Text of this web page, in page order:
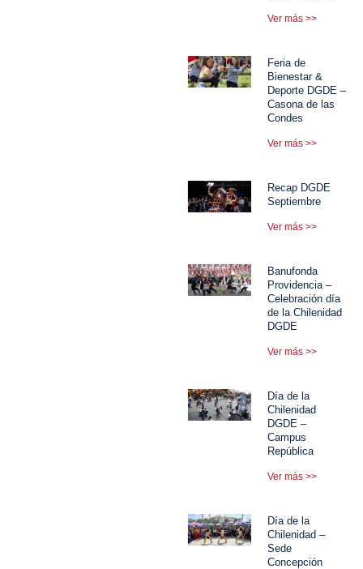
Ver más >>
Feria de
Bienestar &
Deporte DGDE –
Casona de las
Condes
Ver más >>
Recap DGDE
Septiembre
Ver más >>
Banufonda
Providencia –
Celebración día
de la Chilenidad
DGDE
Ver más >>
Día de la
Chilenidad
DGDE –
Campus
República
Ver más >>
Día de la
Chilenidad –
Sede
Concepción